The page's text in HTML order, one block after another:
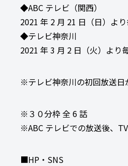
◆ABC テレビ（関西）
2021 年 2 月 21 日（日）よ
◆テレビ神奈川
2021 年 3 月 2 日（火）より
※テレビ神奈川の初回放送日
※３０分枠 全 6 話
※ABC テレビでの放送後、
■HP・SNS